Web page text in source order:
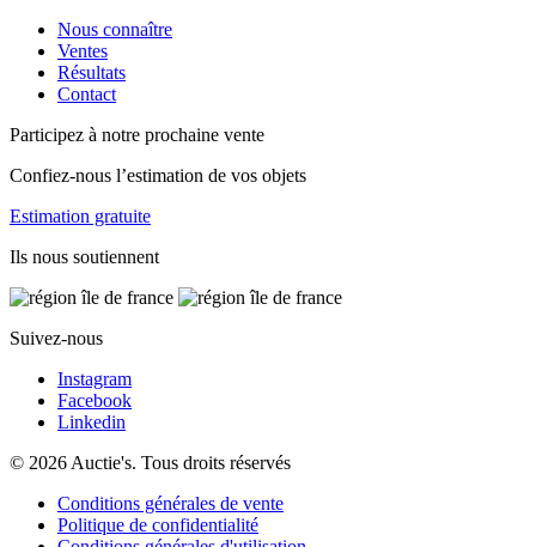
Nous connaître
Ventes
Résultats
Contact
Participez à notre prochaine vente
Confiez-nous l’estimation de vos objets
Estimation gratuite
Ils nous soutiennent
Suivez-nous
Instagram
Facebook
Linkedin
© 2026 Auctie's. Tous droits réservés
Conditions générales de vente
Politique de confidentialité